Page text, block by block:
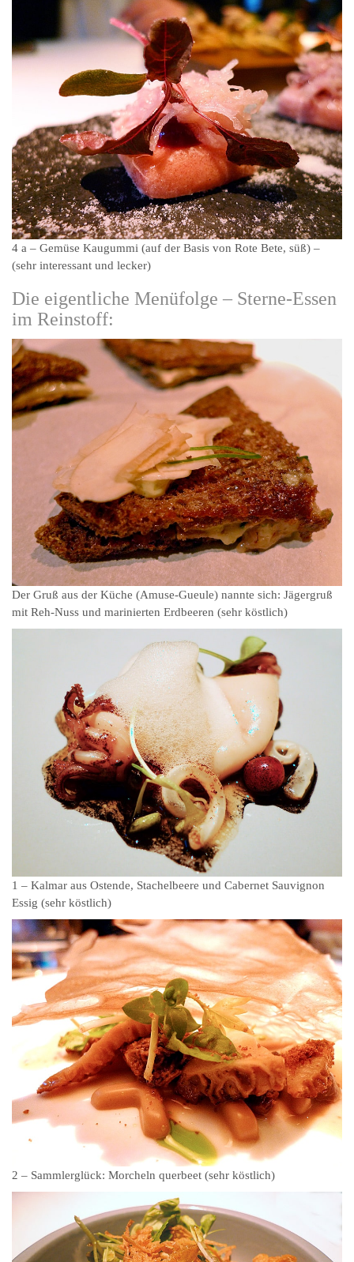
4 a – Gemüse Kaugummi (auf der Basis von Rote Bete, süß) –
(sehr interessant und lecker)
Die eigentliche Menüfolge – Sterne-Essen
im Reinstoff:
Der Gruß aus der Küche (Amuse-Gueule) nannte sich: Jägergruß
mit Reh-Nuss und marinierten Erdbeeren (sehr köstlich)
1 – Kalmar aus Ostende, Stachelbeere und Cabernet Sauvignon
Essig (sehr köstlich)
2 – Sammlerglück: Morcheln querbeet (sehr köstlich)